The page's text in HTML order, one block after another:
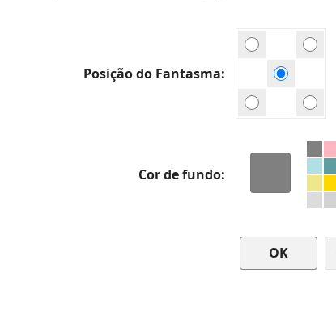
Posição do Fantasma
Cor de fundo